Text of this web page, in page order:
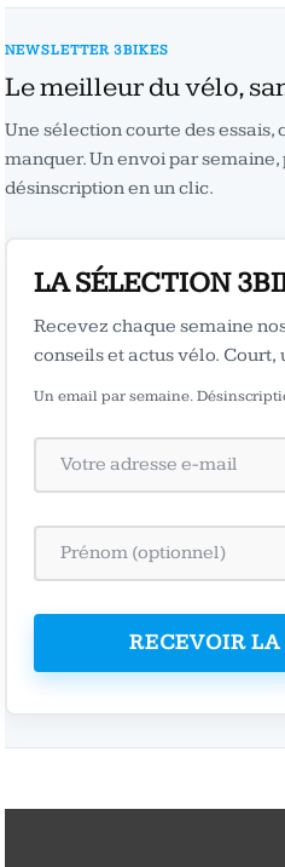
NEWSLETTER 3BIKES
Le meilleur du vélo,
Une sélection courte des essais,
manquer. Un envoi par
désinscription en un clic.
LA SÉLECTION
Recevez chaque semaine
conseils et actus vélo. Court,
Un email par semaine.
RECEVOIR